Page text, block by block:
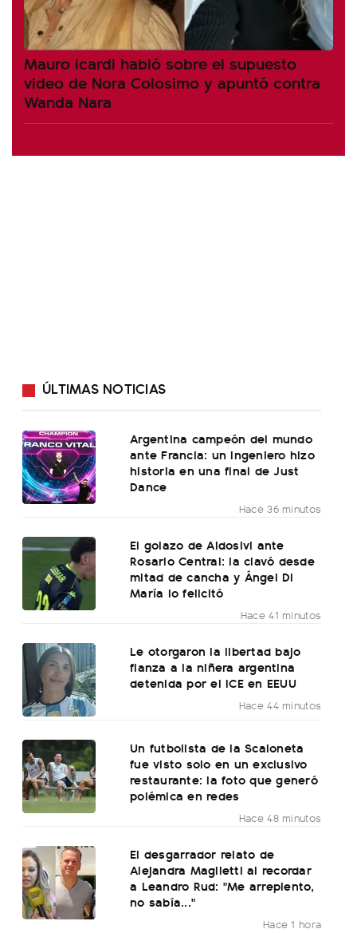
Mauro Icardi habló sobre el supuesto
video de Nora Colosimo y apuntó contra
Wanda Nara
ÚLTIMAS NOTICIAS
Argentina campeón del mundo
ante Francia: un ingeniero hizo
historia en una final de Just
Dance
Hace 36 minutos
El golazo de Aldosivi ante
Rosario Central: la clavó desde
mitad de cancha y Ángel Di
María lo felicitó
Hace 41 minutos
Le otorgaron la libertad bajo
fianza a la niñera argentina
detenida por el ICE en EEUU
Hace 44 minutos
Un futbolista de la Scaloneta
fue visto solo en un exclusivo
restaurante: la foto que generó
polémica en redes
Hace 48 minutos
El desgarrador relato de
Alejandra Maglietti al recordar
a Leandro Rud: "Me arrepiento,
no sabía..."
Hace 1 hora